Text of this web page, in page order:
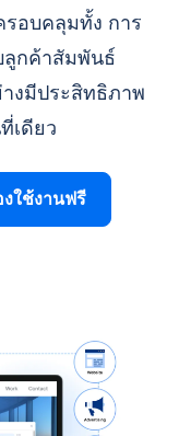
รอบคลุมทั้ง การ
ลูกค้าสัมพันธ์
งมีประสิทธิภาพ
เดียว
ใช้งานฟรี